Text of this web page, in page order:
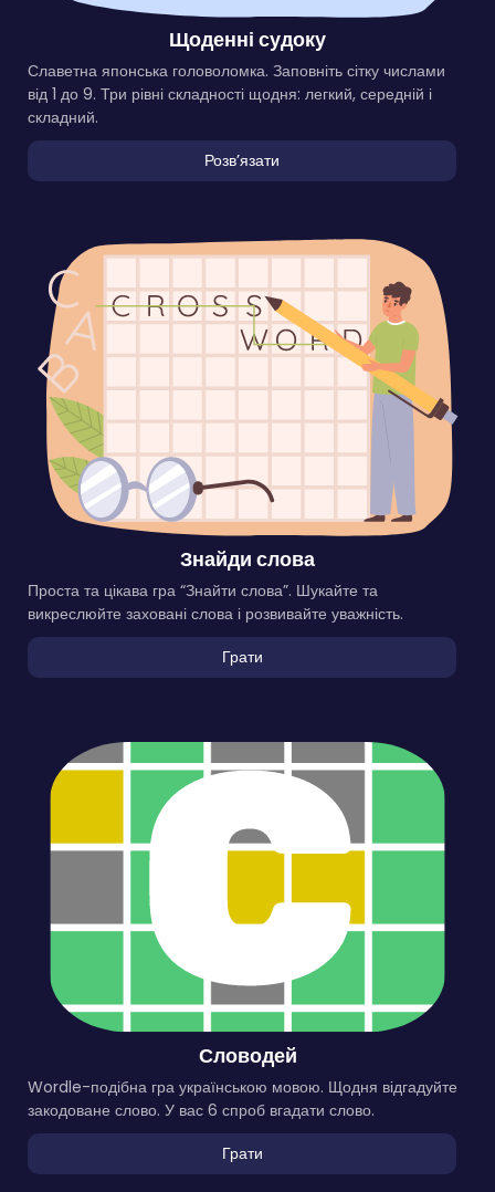
Щоденні судоку
Славетна японська головоломка. Заповніть сітку числами
від 1 до 9. Три рівні складності щодня: легкий, середній і
складний.
Розвʼязати
Знайди слова
Проста та цікава гра “Знайти слова”. Шукайте та
викреслюйте заховані слова і розвивайте уважність.
Грати
Словодей
Wordle-подібна гра українською мовою. Щодня відгадуйте
закодоване слово. У вас 6 спроб вгадати слово.
Грати